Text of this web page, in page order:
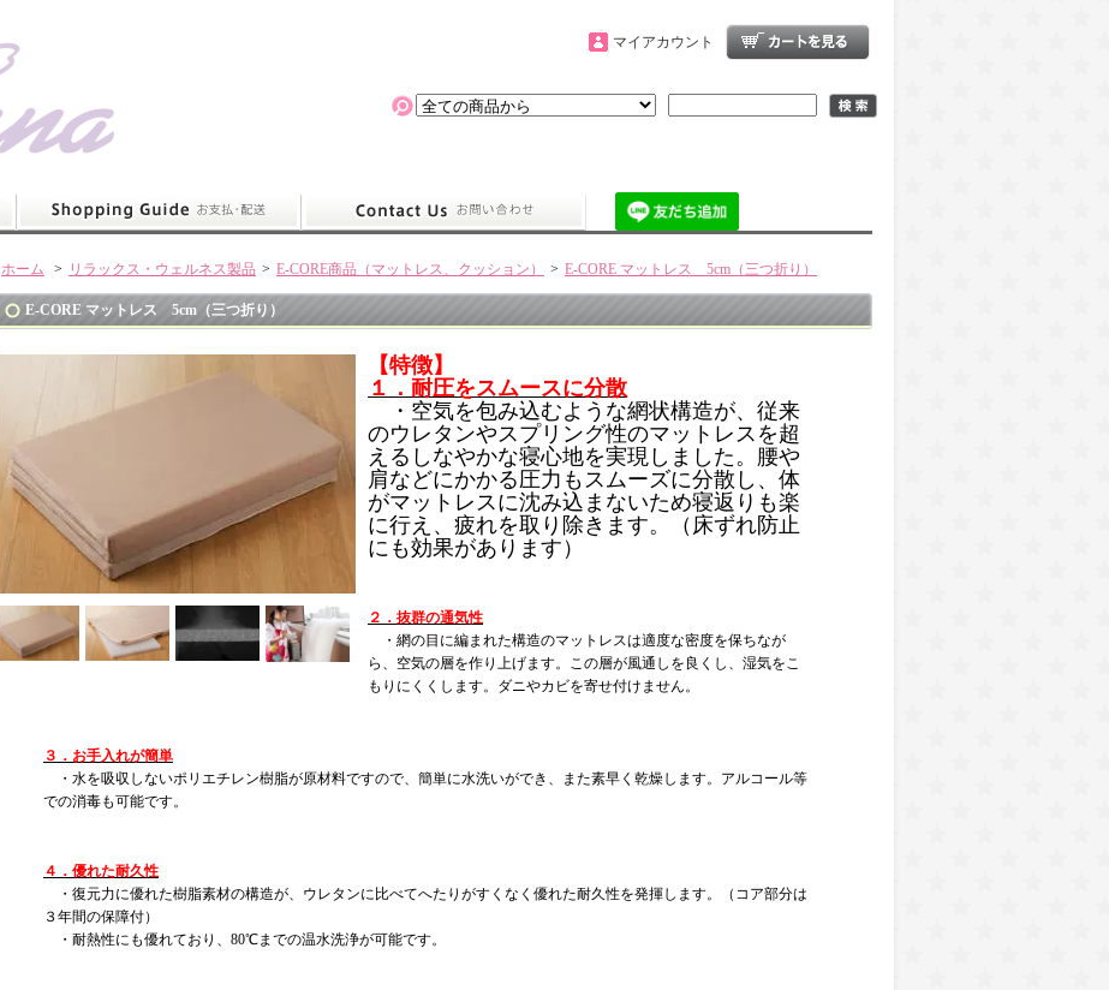
マイアカウント
ホーム > リラックス・ウェルネス製品 > E-CORE商品（マットレス、クッション） > E-CORE マットレス 5cm（三つ折り）
E-CORE マットレス 5cm（三つ折り）
【特徴】
１．耐圧をスムースに分散
・空気を包み込むような網状構造が、従来
のウレタンやスプリング性のマットレスを超
えるしなやかな寝心地を実現しました。腰や
肩などにかかる圧力もスムーズに分散し、体
がマットレスに沈み込まないため寝返りも楽
に行え、疲れを取り除きます。（床ずれ防止
にも効果があります）
２．抜群の通気性
・網の目に編まれた構造のマットレスは適度な密度を保ちなが
ら、空気の層を作り上げます。この層が風通しを良くし、湿気をこ
もりにくくします。ダニやカビを寄せ付けません。
３．お手入れが簡単
・水を吸収しないポリエチレン樹脂が原材料ですので、簡単に水洗いができ、また素早く乾燥します。アルコール等
での消毒も可能です。
４．優れた耐久性
・復元力に優れた樹脂素材の構造が、ウレタンに比べてへたりがすくなく優れた耐久性を発揮します。（コア部分は
３年間の保障付）
・耐熱性にも優れており、80℃までの温水洗浄が可能です。